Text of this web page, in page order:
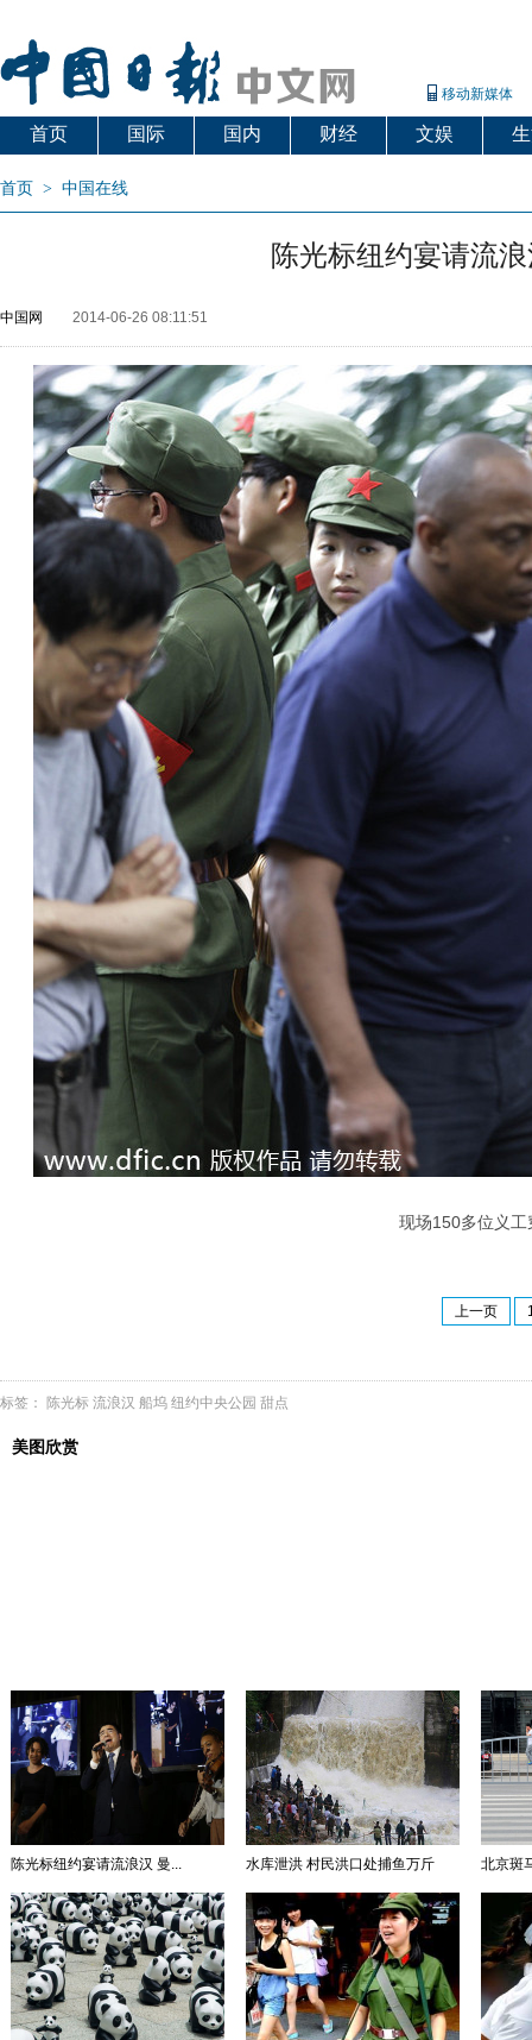
移动新媒体
首页 国际 国内 财经 文娱
首页 > 中国在线
陈光标纽约宴请流
中国网 2014-06-26 08:11:51
现场150多位义工
上一页
标签： 陈光标 流浪汉 船坞 纽约中央公园 甜点
美图欣赏
陈光标纽约宴请流浪汉 曼... 水库泄洪 村民洪口处捕鱼万斤 北京斑